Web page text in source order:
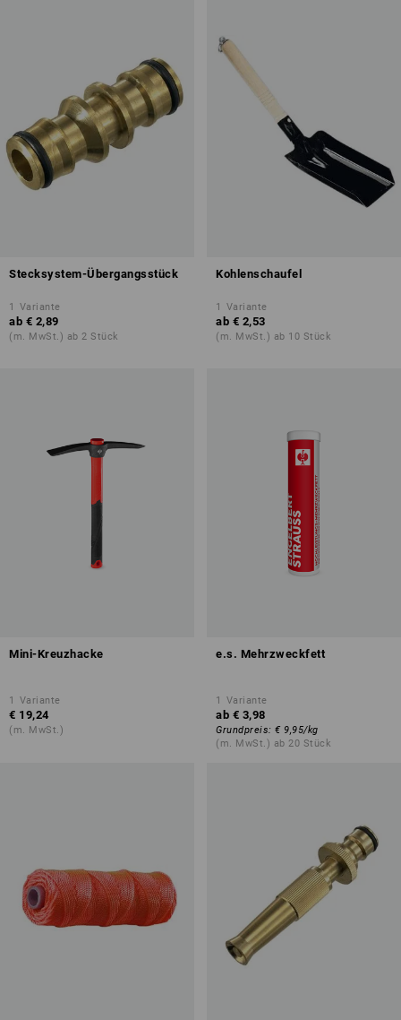
Stecksystem-Übergangsstück
1 Variante
ab € 2,89
(m. MwSt.) ab 2 Stück
Kohlenschaufel
1 Variante
ab € 2,53
(m. MwSt.) ab 10 Stück
Mini-Kreuzhacke
1 Variante
€ 19,24
(m. MwSt.)
e.s. Mehrzweckfett
1 Variante
ab € 3,98
Grundpreis: € 9,95/kg
(m. MwSt.) ab 20 Stück